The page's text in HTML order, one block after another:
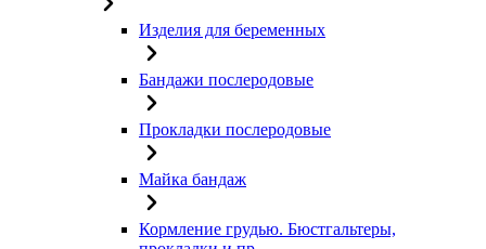
Изделия для беременных
Бандажи послеродовые
Прокладки послеродовые
Майка бандаж
Кормление грудью. Бюстгальтеры,